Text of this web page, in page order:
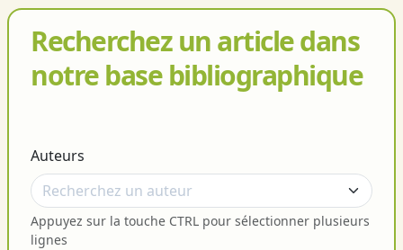
Recherchez un article dans
notre base bibliographique
Auteurs
Appuyez sur la touche CTRL pour sélectionner plusieurs
lignes